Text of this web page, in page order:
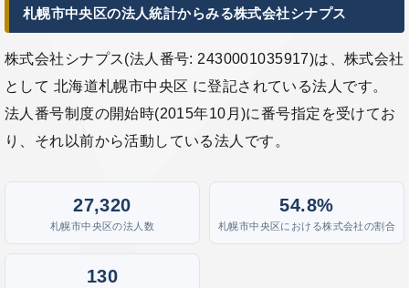
札幌市中央区の法人統計からみる株式会社シナプス
株式会社シナプス(法人番号: 2430001035917)は、株式会社
として 北海道札幌市中央区 に登記されている法人です。
法人番号制度の開始時(2015年10月)に番号指定を受けてお
り、それ以前から活動している法人です。
27,320
札幌市中央区の法人数
54.8%
札幌市中央区における株式会社の割合
130